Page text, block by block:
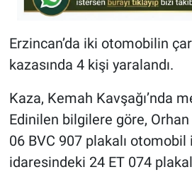
Erzincan’da iki otomobilin
kazasında 4 kişi yaralandı.
Kaza, Kemah Kavşağı’nda
Edinilen bilgilere göre,
06 BVC 907 plakalı otomobil
idaresindeki 24 ET 074